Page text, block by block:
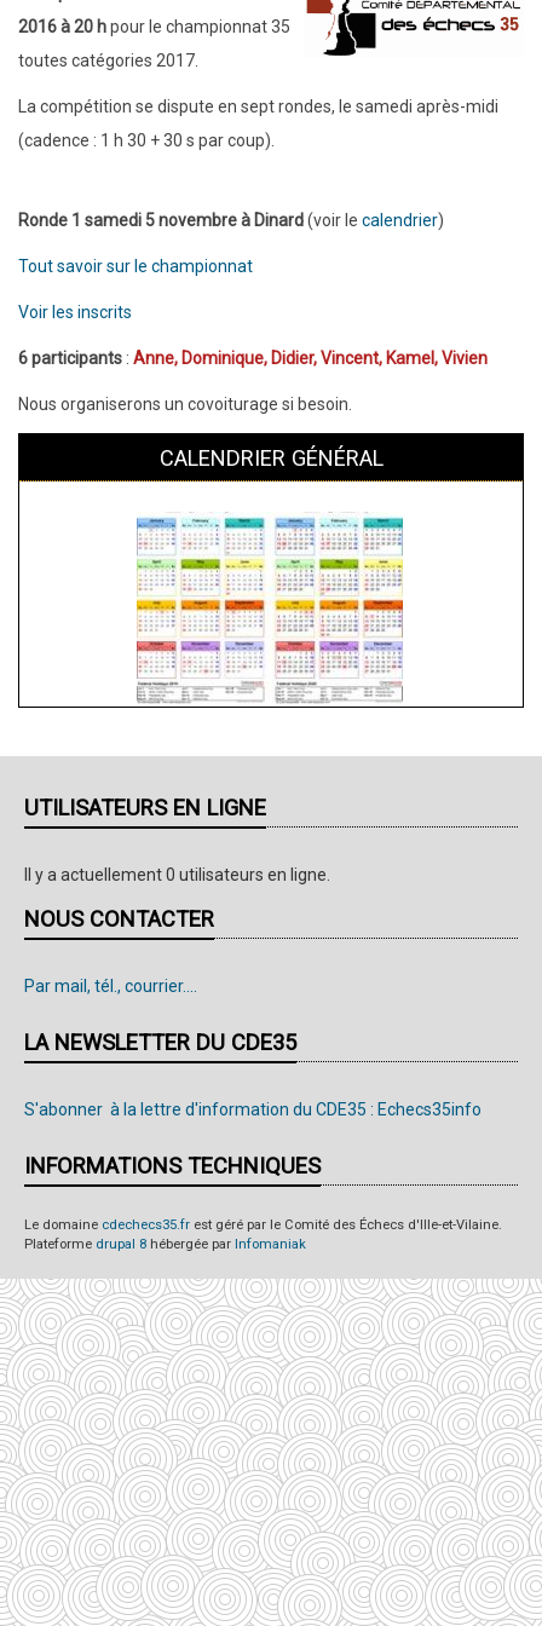
2016 à 20 hpour le championnat 35
toutes catégories 2017.
La compétition se dispute en sept rondes, le samedi après-midi
(cadence : 1 h 30 + 30 s par coup).
Ronde 1 samedi 5 novembre à Dinard(voir le calendrier)
Tout savoir sur le championnat
Voir les inscrits
6 participants : Anne, Dominique, Didier, Vincent, Kamel, Vivien
Nous organiserons un covoiturage si besoin.
CALENDRIER GÉNÉRAL
UTILISATEURS EN LIGNE
Il y a actuellement 0 utilisateurs en ligne.
NOUS CONTACTER
Par mail, tél., courrier....
LA NEWSLETTER DU CDE35
S'abonner à la lettre d'information du CDE35 : Echecs35info
INFORMATIONS TECHNIQUES
Le domaine cdechecs35.fr est géré par le Comité des Échecs d'Ille-et-Vilaine.
Plateforme drupal 8 hébergée par Infomaniak